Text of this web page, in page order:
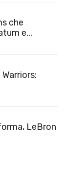
che
e...
LeBron